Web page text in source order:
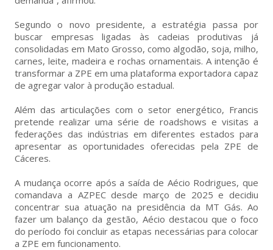
Segundo o novo presidente, a estratégia passa por
buscar empresas ligadas às cadeias produtivas já
consolidadas em Mato Grosso, como algodão, soja, milho,
carnes, leite, madeira e rochas ornamentais. A intenção é
transformar a ZPE em uma plataforma exportadora capaz
de agregar valor à produção estadual.
Além das articulações com o setor energético, Francis
pretende realizar uma série de roadshows e visitas a
federações das indústrias em diferentes estados para
apresentar as oportunidades oferecidas pela ZPE de
Cáceres.
A mudança ocorre após a saída de Aécio Rodrigues, que
comandava a AZPEC desde março de 2025 e decidiu
concentrar sua atuação na presidência da MT Gás. Ao
fazer um balanço da gestão, Aécio destacou que o foco
do período foi concluir as etapas necessárias para colocar
a ZPE em funcionamento.